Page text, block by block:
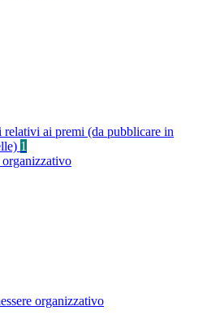
relativi ai premi (da pubblicare in
1
organizzativo
organizzativo